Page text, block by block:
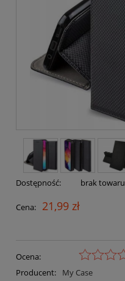
Dostępność: brak towaru
Cena: 21,99 zł
Ocena:
Producent:
My Case